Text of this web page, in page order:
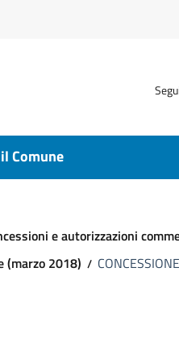
Comune
e autorizzazioni
(marzo 2018)